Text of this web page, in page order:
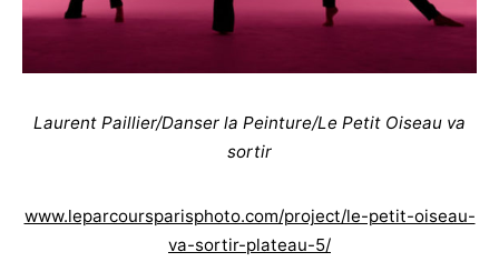
Laurent Paillier/Danser la Peinture/Le Petit Oiseau va
sortir
www.leparcoursparisphoto.com/project/le-petit-oiseau-
va-sortir-plateau-5/